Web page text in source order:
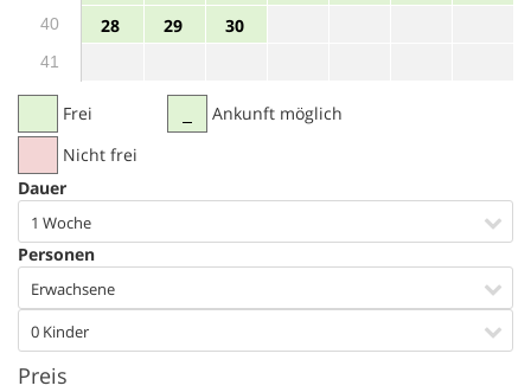
40 28 29 30
41
Frei
Nicht frei
Ankunft möglich
Dauer
1 Woche
Personen
Erwachsene
0 Kinder
Preis